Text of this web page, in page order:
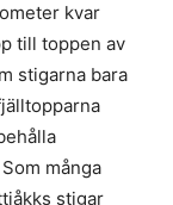
kvar
till toppen av
stigarna bara
många
stigar